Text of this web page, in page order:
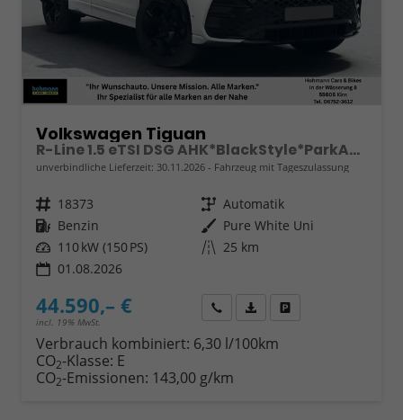
Volkswagen Tiguan
R-Line 1.5 eTSI DSG AHK*BlackStyle*ParkAsstPro*360° Kamera*Android Auto*Navi*SHZ*Matrix*HUD
unverbindliche Lieferzeit: 30.11.2026 Fahrzeug mit Tageszulassung
Fahrzeugnr. 18373 Getriebe Automatik
Kraftstoff Benzin Außenfarbe Pure White Uni
Leistung 110 kW (150 PS) Kilometerstand 25 km
01.08.2026
44.590,– €
incl. 19% MwSt.
Wir rufen Sie anFahrzeugexposé (PDF)
Verbrauch kombiniert: 6,30 l/100km
CO2-Klasse: E
CO2-Emissionen: 143,00 g/km